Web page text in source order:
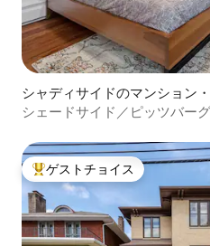
シャディサイドのマンション
シェードサイド／ピッツバー
大好評のゲストチョイスです。
ゲストチョイス